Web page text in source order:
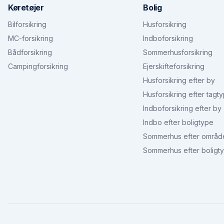
Køretøjer
Bilforsikring
MC-forsikring
Bådforsikring
Campingforsikring
Bolig
Husforsikring
Indboforsikring
Sommerhusforsikring
Ejerskifteforsikring
Husforsikring efter by
Husforsikring efter
Indboforsikring efter by
Indbo efter boligtype
Sommerhus efter
Sommerhus efter